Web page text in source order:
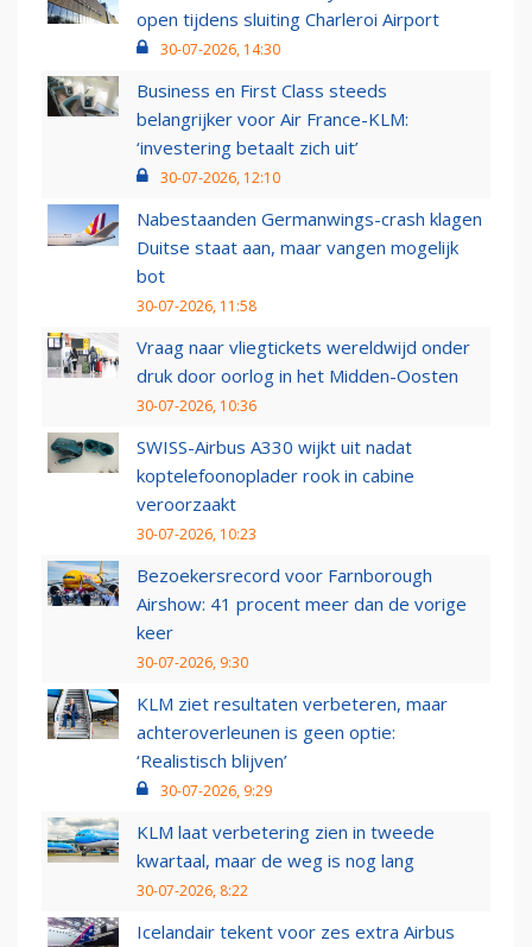
open tijdens sluiting Charleroi Airport
30-07-2026, 14:30
Business en First Class steeds
belangrijker voor Air France-KLM:
‘investering betaalt zich uit’
30-07-2026, 12:10
Nabestaanden Germanwings-crash klagen
Duitse staat aan, maar vangen mogelijk
bot
30-07-2026, 11:58
Vraag naar vliegtickets wereldwijd onder
druk door oorlog in het Midden-Oosten
30-07-2026, 10:36
SWISS-Airbus A330 wijkt uit nadat
koptelefoonoplader rook in cabine
veroorzaakt
30-07-2026, 10:23
Bezoekersrecord voor Farnborough
Airshow: 41 procent meer dan de vorige
keer
30-07-2026, 9:30
KLM ziet resultaten verbeteren, maar
achteroverleunen is geen optie:
‘Realistisch blijven’
30-07-2026, 9:29
KLM laat verbetering zien in tweede
kwartaal, maar de weg is nog lang
30-07-2026, 8:22
Icelandair tekent voor zes extra Airbus